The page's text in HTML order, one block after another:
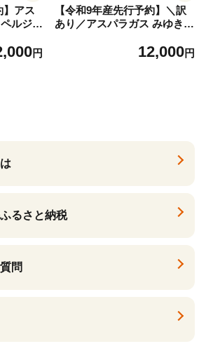
】アス
ルジュ
月中旬円
【令和9年産先行予約】＼訳
あり／アスパラガス みゆきア
り(22〜30本)《出荷時期：20
12,000円
るさと納税
問